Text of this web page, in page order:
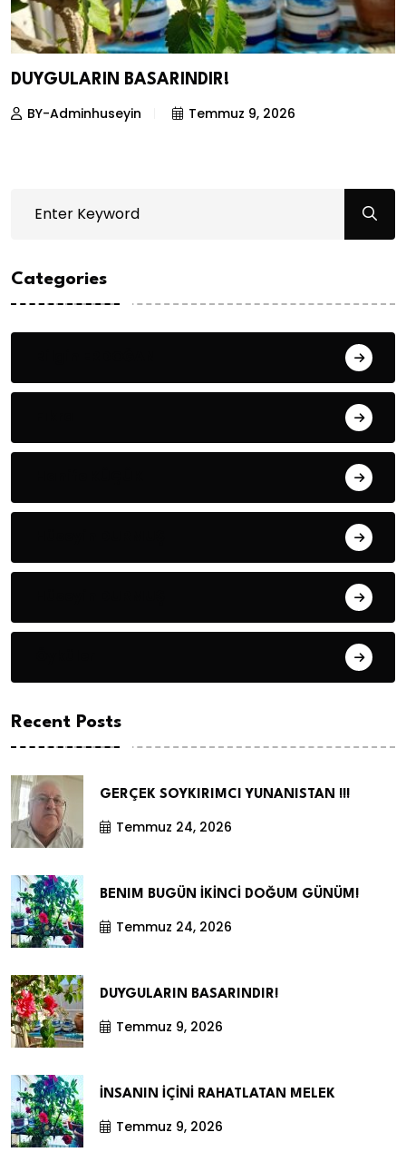
DUYGULARIN BASARINDIR!
BY-Adminhuseyin Temmuz 9, 2026
Categories
Recent Posts
GERÇEK SOYKIRIMCI YUNANISTAN !!!
Temmuz 24, 2026
BENIM BUGÜN İKİNCİ DOĞUM GÜNÜM!
Temmuz 24, 2026
DUYGULARIN BASARINDIR!
Temmuz 9, 2026
İNSANIN İÇİNİ RAHATLATAN MELEK
Temmuz 9, 2026